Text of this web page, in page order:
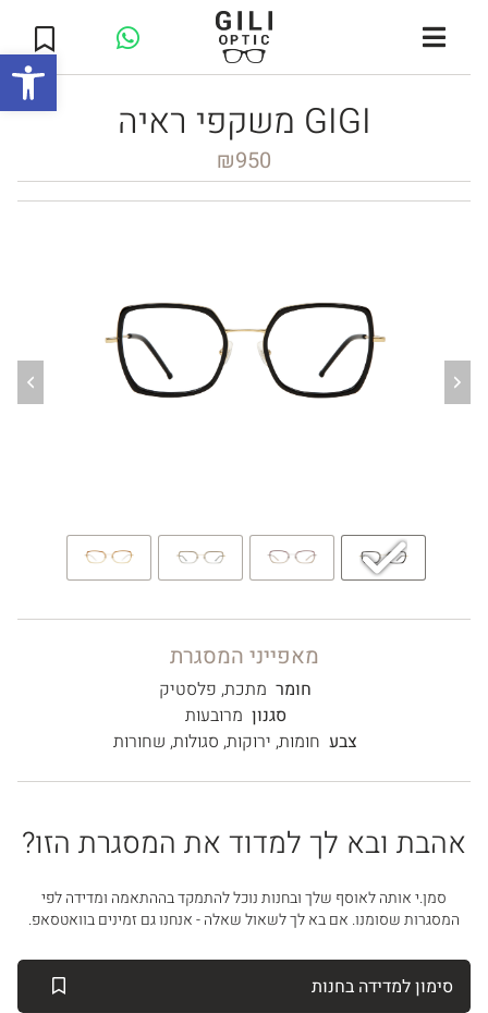
Open toolbar
משקפי ראיה GIGI
₪950
מאפייני המסגרת
חומר מתכת, פלסטיק
סגנון מרובעות
צבע חומות, ירוקות, סגולות, שחורות
אהבת ובא לך למדוד את המסגרת הזו?
סמן.י אותה לאוסף שלך ובחנות נוכל להתמקד בההתאמה ומדידה לפי
המסגרות שסומנו. אם בא לך לשאול שאלה - אנחנו גם זמינים בוואטסאפ.
סימון למדידה בחנות